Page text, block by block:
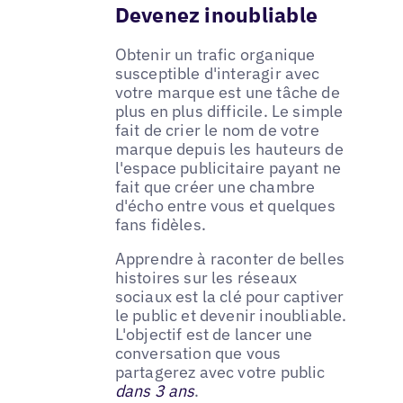
Devenez inoubliable
Obtenir un trafic organique
susceptible d'interagir avec
votre marque est une tâche de
plus en plus difficile. Le simple
fait de crier le nom de votre
marque depuis les hauteurs de
l'espace publicitaire payant ne
fait que créer une chambre
d'écho entre vous et quelques
fans fidèles.
Apprendre à raconter de belles
histoires sur les réseaux
sociaux est la clé pour captiver
le public et devenir inoubliable.
L'objectif est de lancer une
conversation que vous
partagerez avec votre public
dans 3 ans.